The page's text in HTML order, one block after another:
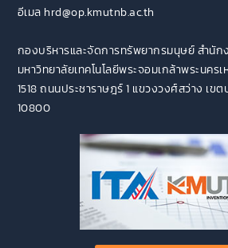
อีเมล hrd@op.kmutnb.ac.th
กองบริหารและจัดการทรัพยากรมนุษย์ สำนัก
มหาวิทยาลัยเทคโนโลยีพระจอมเกล้าพระนครเ
1518 ถนนประชาราษฎร์ 1 แขวงวงศ์สว่าง เข
10800